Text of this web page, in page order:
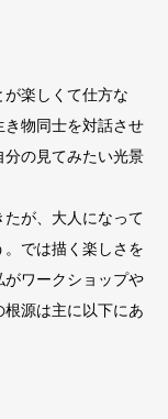
楽しくて仕方な
物同士を対話させ
の見てみたい光景
が、大人になって
では描く楽しさを
ワークショップや
源は主に以下にあ